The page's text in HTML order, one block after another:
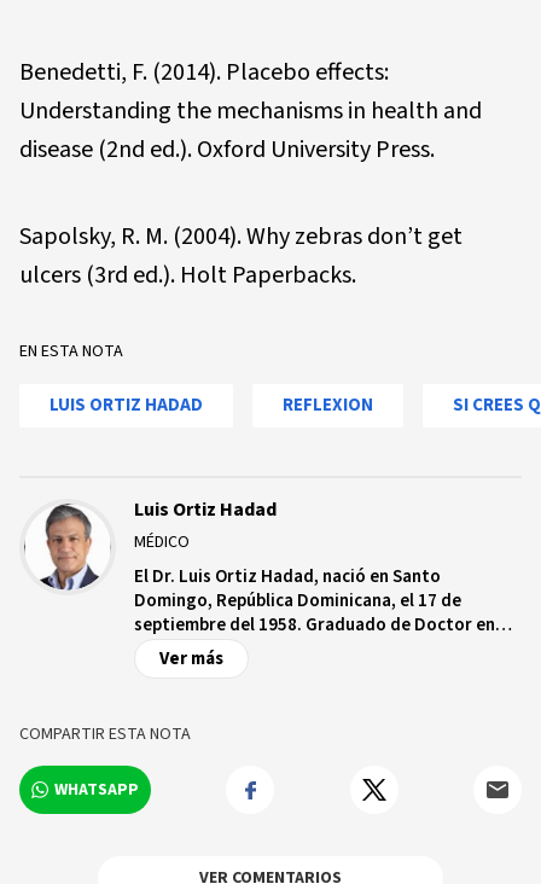
Benedetti, F. (2014). Placebo effects:
Understanding the mechanisms in health and
disease (2nd ed.). Oxford University Press.
Sapolsky, R. M. (2004). Why zebras don’t get
ulcers (3rd ed.). Holt Paperbacks.
EN ESTA NOTA
LUIS ORTIZ HADAD REFLEXION SI CREES
Luis Ortiz Hadad
MÉDICO
El Dr. Luis Ortiz Hadad, nació en Santo
Domingo, República Dominicana, el 17 de
septiembre del 1958. Graduado de Doctor en
Medicina en la Universidad Autónoma de Santo
Domingo (UASD) en el 1983. Realizó estudios de
especializó como Cirujano General en el
Hospital Central de las FFAA-Universidad
Autónoma de Santo Domingo (UASD) en (1988-
1992). Haciendo la subespecialidad en Cirugía
Psicólogo Clínico egresado con los máximos
Ver más
COMPARTIR ESTA NOTA
WHATSAPP
VER COMENTARIOS